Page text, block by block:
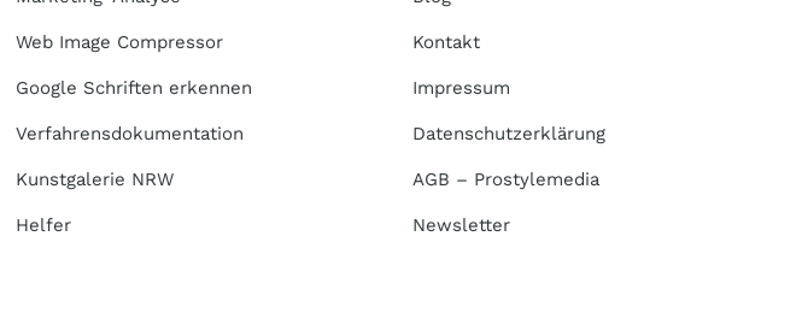
Web Image Compressor
Google Schriften erkennen
Verfahrensdokumentation
Kunstgalerie NRW
Helfer
Kontakt
Impressum
Datenschutzerklärung
AGB – Prostylemedia
Newsletter